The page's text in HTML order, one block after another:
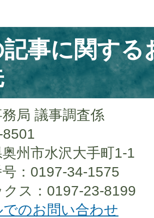
記事に関する
局 議事調査係
州市水沢大手町1-1
：0197-34-1575
クス：0197-23-8199
でのお問い合わせ